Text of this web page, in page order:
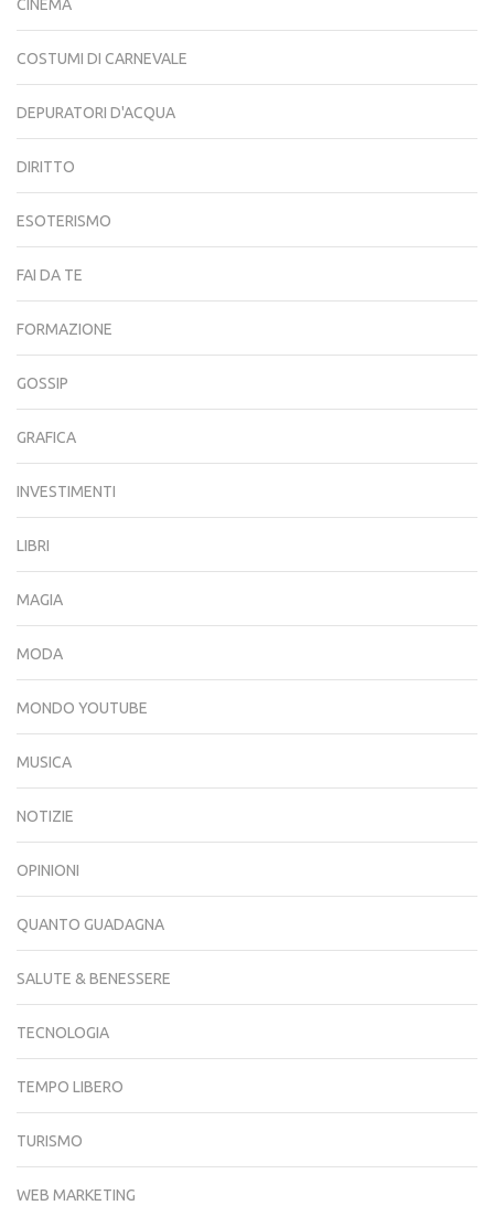
CINEMA
COSTUMI DI CARNEVALE
DEPURATORI D'ACQUA
DIRITTO
ESOTERISMO
FAI DA TE
FORMAZIONE
GOSSIP
GRAFICA
INVESTIMENTI
LIBRI
MAGIA
MODA
MONDO YOUTUBE
MUSICA
NOTIZIE
OPINIONI
QUANTO GUADAGNA
SALUTE & BENESSERE
TECNOLOGIA
TEMPO LIBERO
TURISMO
WEB MARKETING